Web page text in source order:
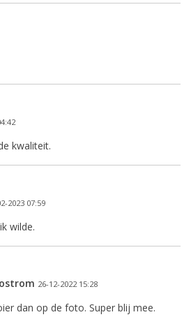
kwaliteit.
2023 07:59
wilde.
26-12-2022 15:28
dan op de foto. Super blij mee.
is woensdag 12
op iedere dinsdag-